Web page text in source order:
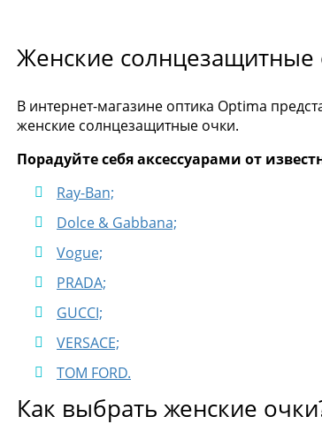
Женские
В интернет-магазине оптика Optima
женские солнцезащитные очки.
Порадуйте себя аксессуарами от
Ray-Ban;
Dolce & Gabbana;
Vogue;
PRADA;
GUCCI;
VERSACE;
TOM FORD.
Как выбрать женские